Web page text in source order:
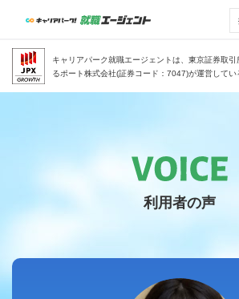
キャリアパーク就職エージェントは、東京証券取
るポート株式会社(証券コード：7047)が運営してい
利用者の声